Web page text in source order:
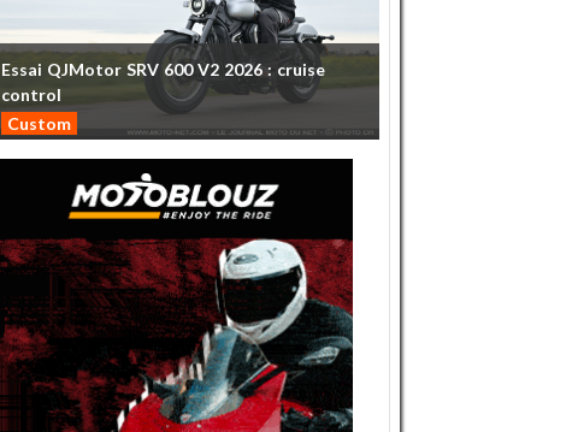
Essai QJMotor SRV 600 V2 2026 : cruise
control
Custom